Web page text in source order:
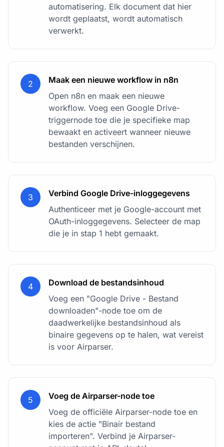
automatisering. Elk document dat hier
wordt geplaatst, wordt automatisch
verwerkt.
2
Maak een nieuwe workflow in n8n
Open n8n en maak een nieuwe
workflow. Voeg een Google Drive-
triggernode toe die je specifieke map
bewaakt en activeert wanneer nieuwe
bestanden verschijnen.
3
Verbind Google Drive-inloggegevens
Authenticeer met je Google-account met
OAuth-inloggegevens. Selecteer de map
die je in stap 1 hebt gemaakt.
4
Download de bestandsinhoud
Voeg een "Google Drive - Bestand
downloaden"-node toe om de
daadwerkelijke bestandsinhoud als
binaire gegevens op te halen, wat vereist
is voor Airparser.
5
Voeg de Airparser-node toe
Voeg de officiële Airparser-node toe en
kies de actie "Binair bestand
importeren". Verbind je Airparser-